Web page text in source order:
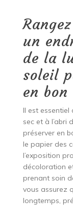
un
de la
soleil
en bon
Il est
sec et à l’abri
préserver en
le papier des
l’exposition
décoloration
prenant soin
vous assurez
longtemps,